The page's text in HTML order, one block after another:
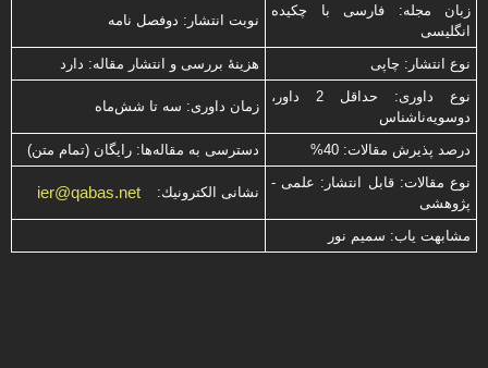
زبان مجله: فارسی با چكیده
انگلیسی
نوبت انتشار: دوفصل نامه
نوع انتشار: چاپی
هزینۀ بررسی و انتشار مقاله: دارد
نوع داوری: حداقل 2 داور،
دوسویه‌ناشناس
زمان داوری: سه تا شش‌ماه
درصد پذیرش مقالات: 40%
دسترسی به مقاله‌ها: رایگان (تمام متن)
نوع مقالات: قابل انتشار: علمی -
پژوهشی
نشانی الكترونیك: ier@qabas.net
مشابهت ياب: سميم نور